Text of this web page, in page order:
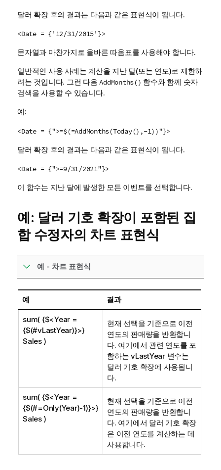
달러 확장 후의 결과는 다음과 같은 표현식이 됩니다.
<Date = {'12/31/2015'}>
문자열과 마찬가지로 올바른 따옴표를 사용해야 합니다.
일반적인 사용 사례는 계산을 지난 달(또는 연도)로 제한하
려는 것입니다. 그런 다음AddMonths() 함수와 함께 숫자
검색을 사용할 수 있습니다.
예:
<Date = {">=$(=AddMonths(Today(),-1))"}>
달러 확장 후의 결과는 다음과 같은 표현식이 됩니다.
<Date = {">=9/31/2021"}>
이 함수는 지난 달에 발생한 모든 이벤트를 선택합니다.
예: 달러 기호 확장이 포함된 집
합 수정자의 차트 표현식
예 - 차트 표현식
예 결과
sum( {$<Year =
{$(#vLastYear)}>}
Sales )
현재 선택을 기준으로 이전
연도의 판매량을 반환합니
다. 여기에서 관련 연도를 포
함하는 vLastYear변수는
달러 기호 확장에 사용됩니
다.
sum( {$<Year =
{$(#=Only(Year)-1)}>}
Sales )
현재 선택을 기준으로 이전
연도의 판매량을 반환합니
다. 여기에서 달러 기호 확장
은 이전 연도를 계산하는 데
사용합니다.